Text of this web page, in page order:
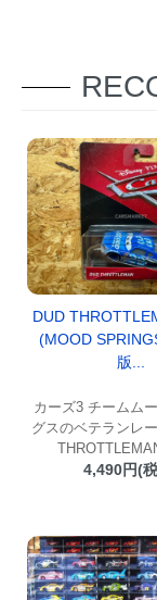
DUD
(MOOD
版...
カーズ3 チームム
グスのベテランレ
4,490円(